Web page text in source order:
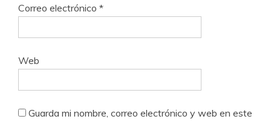
Correo electrónico *
Web
Guarda mi nombre, correo electrónico y web en este